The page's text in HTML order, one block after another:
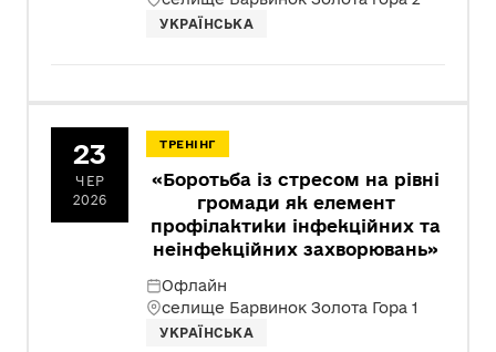
УКРАЇНСЬКА
23
ЧЕР
2026
ТРЕНІНГ
«Боротьба із стресом на рівні
громади як елемент
профілактики інфекційних та
неінфекційних захворювань»
Офлайн
селище Барвинок Золота Гора 1
УКРАЇНСЬКА